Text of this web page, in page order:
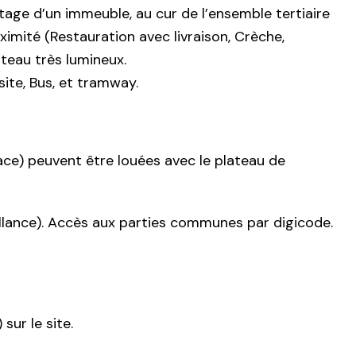
d’un immeuble, au cur de l’ensemble tertiaire
(Restauration avec livraison, Crèche,
très lumineux.
Bus, et tramway.
peuvent être louées avec le plateau de
Accès aux parties communes par digicode.
sur le site.